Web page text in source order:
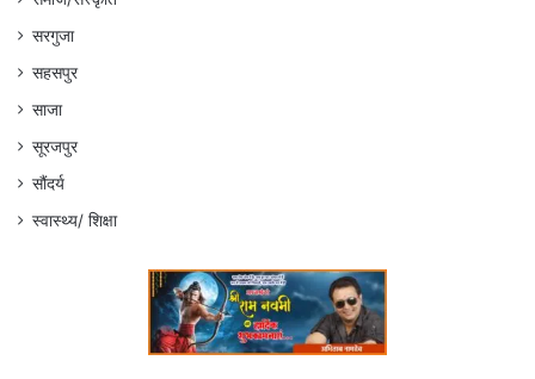
सरगुजा
सहसपुर
साजा
सूरजपुर
सौंदर्य
स्वास्थ्य/ शिक्षा